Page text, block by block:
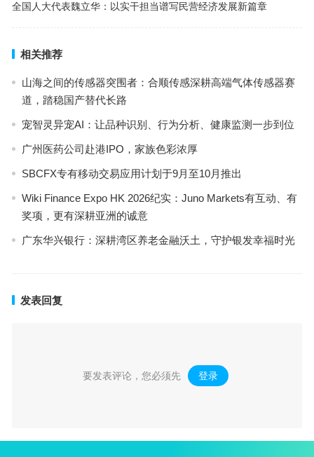
全国人大代表魏立华：以实干担当谱写民营经济发展新篇章
相关推荐
山海之间的传感器突围者：合顺传感深耕高端气体传感器赛
道，踏稳国产替代长路
宠智灵异宠AI：让品种识别、行为分析、健康监测一步到位
广州医药公司赴港IPO，家族色彩浓厚
SBCFX专有移动交易应用计划于9月至10月推出
Wiki Finance Expo HK 2026纪实：Juno Markets有互动、有
奖项，更有深耕亚洲的诚意
广东华兴银行：深耕湾区养老金融沃土，守护银发幸福时光
发表回复
要发表评论，您必须先 登录 。